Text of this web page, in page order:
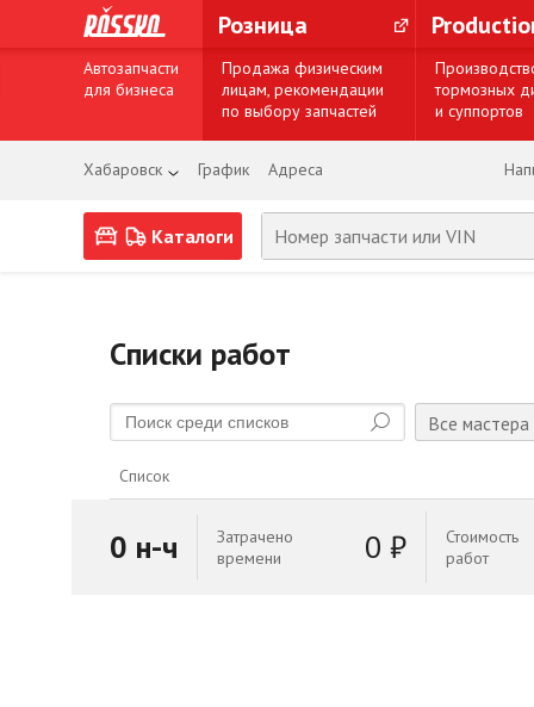
Розница
Автозапчасти
для бизнеса
Продажа физическим
лицам, рекомендации
по выбору запчастей
тормозных
и суппортов
Хабаровск График Адреса
Каталоги
Списки работ
Все мастера
Список
0 н-ч
Затрачено
времени
0 ₽
Стоимость
работ